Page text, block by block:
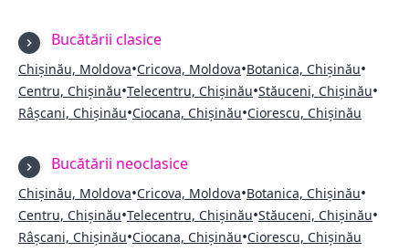
Bucătării clasice
Chișinău, Moldova•Cricova, Moldova•Botanica, Chișinău•
Centru, Chișinău•Telecentru, Chișinău•Stăuceni, Chișinău•
Râșcani, Chișinău•Ciocana, Chișinău•Ciorescu, Chișinău
Bucătării neoclasice
Chișinău, Moldova•Cricova, Moldova•Botanica, Chișinău•
Centru, Chișinău•Telecentru, Chișinău•Stăuceni, Chișinău•
Râșcani, Chișinău•Ciocana, Chișinău•Ciorescu, Chișinău